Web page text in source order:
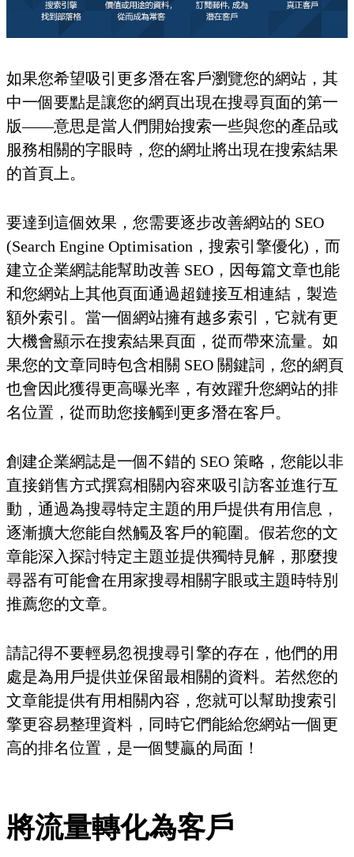
如果您希望吸引更多潛在客戶瀏覽您的網站，其
中一個要點是讓您的網頁出現在搜尋頁面的第一
版——意思是當人們開始搜索一些與您的產品或
服務相關的字眼時，您的網址將出現在搜索結果
的首頁上。
要達到這個效果，您需要逐步改善網站的 SEO
(Search Engine Optimisation，搜索引擎優化)，而
建立企業網誌能幫助改善 SEO，因每篇文章也能
和您網站上其他頁面通過超鏈接互相連結，製造
額外索引。當一個網站擁有越多索引，它就有更
大機會顯示在搜索結果頁面，從而帶來流量。如
果您的文章同時包含相關 SEO 關鍵詞，您的網頁
也會因此獲得更高曝光率，有效躍升您網站的排
名位置，從而助您接觸到更多潛在客戶。
創建企業網誌是一個不錯的 SEO 策略，您能以非
直接銷售方式撰寫相關內容來吸引訪客並進行互
動，通過為搜尋特定主題的用戶提供有用信息，
逐漸擴大您能自然觸及客戶的範圍。假若您的文
章能深入探討特定主題並提供獨特見解，那麼搜
尋器有可能會在用家搜尋相關字眼或主題時特別
推薦您的文章。
請記得不要輕易忽視搜尋引擎的存在，他們的用
處是為用戶提供並保留最相關的資料。若然您的
文章能提供有用相關內容，您就可以幫助搜索引
擎更容易整理資料，同時它們能給您網站一個更
高的排名位置，是一個雙贏的局面！
將流量轉化為客戶